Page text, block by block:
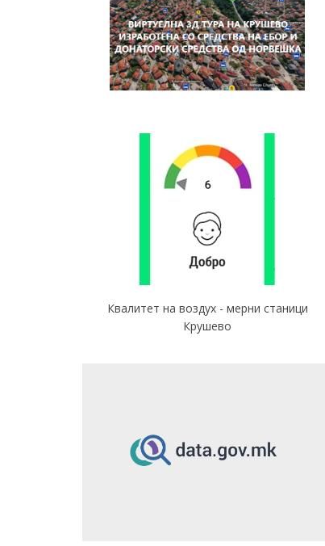
Квалитет на воздух - мерни станици
Крушево